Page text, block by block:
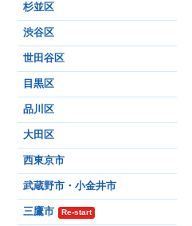
杉並区
渋谷区
世田谷区
目黒区
品川区
大田区
西東京市
武蔵野市・小金井市
三鷹市 Re-start